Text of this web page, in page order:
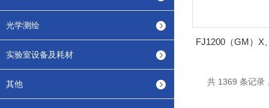
光学测绘
实验室设备及耗材
其他 共 1369 条记